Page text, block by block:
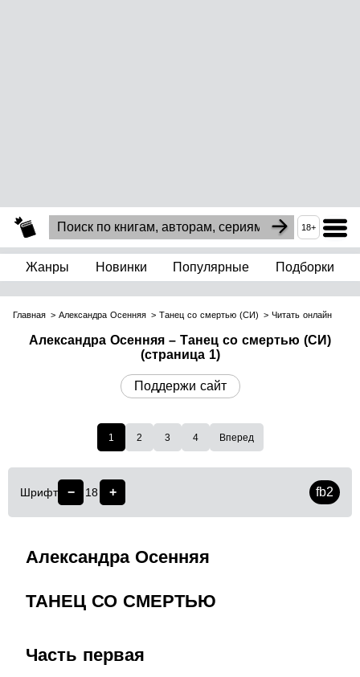
18+
Жанры Новинки Популярные Подборки
Главная Александра Осенняя Танец со смертью (СИ) Читать онлайн
Александра Осенняя – Танец со смертью (СИ)
(страница 1)
Поддержи сайт
1 2 3 4 Вперед
Шрифт − 18 + fb2
Александра Осенняя
ТАНЕЦ СО СМЕРТЬЮ
Часть первая